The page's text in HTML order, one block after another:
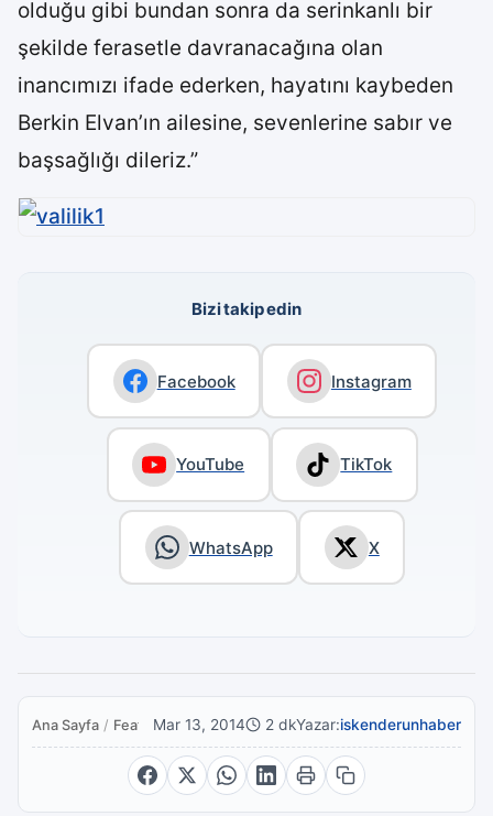
olduğu gibi bundan sonra da serinkanlı bir
şekilde ferasetle davranacağına olan
inancımızı ifade ederken, hayatını kaybeden
Berkin Elvan’ın ailesine, sevenlerine sabır ve
başsağlığı dileriz.”
Bizi takip edin
Facebook Instagram
YouTube TikTok
WhatsApp X
Ana Sayfa / FeaturedMar 13, 2014 2 dkYazar:iskenderunhaber